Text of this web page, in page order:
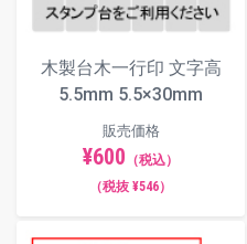
木製台木一行印 文字高
5.5mm 5.5×30mm
販売価格
¥600 （税込）
（税抜 ¥546）